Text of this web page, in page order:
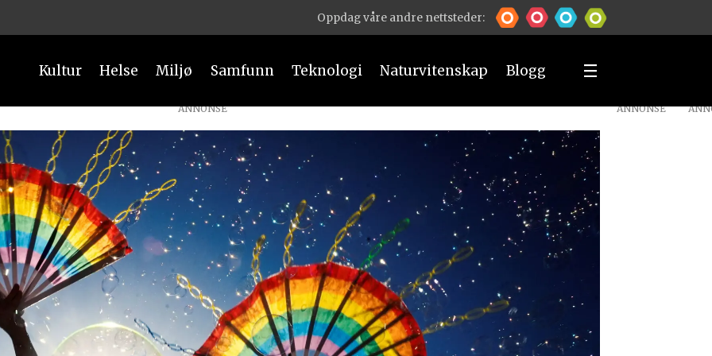
Oppdag våre andre nettsteder:
Kultur Helse Miljø Samfunn Teknologi Naturvitenskap Blogg
ANNONSE